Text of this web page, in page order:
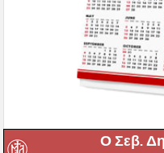
Ο Σεβ.